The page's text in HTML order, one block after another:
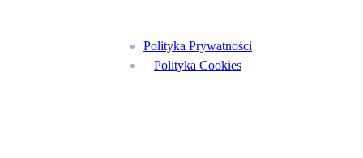
Polityka Prywatności
Polityka Cookies